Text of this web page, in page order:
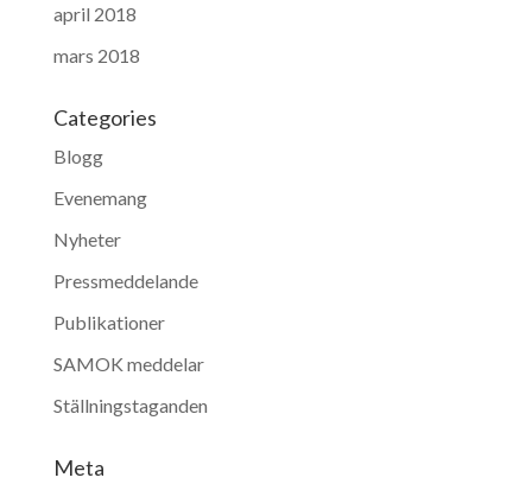
april 2018
mars 2018
Categories
Blogg
Evenemang
Nyheter
Pressmeddelande
Publikationer
SAMOK meddelar
Ställningstaganden
Meta